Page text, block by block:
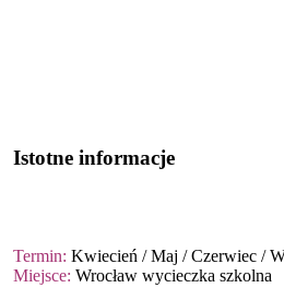
Istotne informacje
Termin: Kwiecień / Maj / Czerwiec /
Miejsce: Wrocław wycieczka szkolna